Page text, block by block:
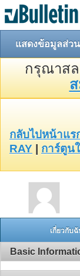
แสดงข้อมูลส่ว
กรุณาสล
กลับไปหน้าแร
RAY
การ์ตูน
เกี่ยวกับฉั
Basic